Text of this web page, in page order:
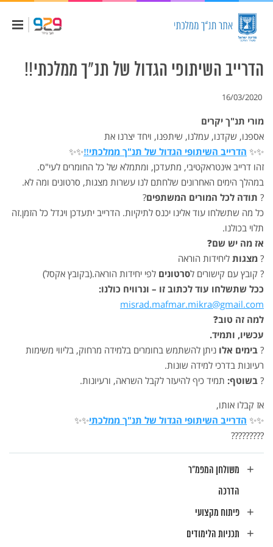
הדרייב השיתופי הגדול של תנ"ך ממלכתי‼️
16/03/2020
מורי תנ"ך יקרים
אספנו, שקדנו, עמלנו, שיתפנו, ויחד יצרנו את
✨
✨ הדרייב השיתופי הגדול של תנ"ך ממלכתי‼️
✨
✨
זהו דרייב אינטראקטיבי, מתעדכן, ומתמלא של כל החומרים לעי"ס.
במהלך הימים האחרונים שלחתם לנו עשרות מצגות, סרטונים ומה לא.
? תודה לכל המורים המשתפים?
כל מה שתשלחו עוד אלינו יכנס לתיקיות. הדרייב יתעדכן ויגדל כל הזמן.זה
תלוי בכולנו.
אז מה יש שם❓
? מצגות ליחידות הוראה
?️ קובץ עם קישורים לסרטונים לפי יחידות הוראה.(בקובץ אקסל)
ככל שתשלחו עוד לכתוב זו – ונרוויח כולנו:
misrad.mafmar.mikra@gmail.com
למה זה טוב❓
עכשיו, ותמיד.
? בימים אלו ניתן להשתמש בחומרים בלמידה מרחוק, בליווי משימות
רעיונות בדרכי למידה שונות.
? בשוטף: תמיד כיף להיעזר לקבל השראה, ורעיונות.
אז קבלו אותו,
✨
✨ הדרייב השיתופי הגדול של תנ"ך ממלכתי✨
✨
?
?
?
?
?
?
?
?
?
משולחן המפמ"ר
הדרכה
פיתוח מקצועי
תכניות הלימודים